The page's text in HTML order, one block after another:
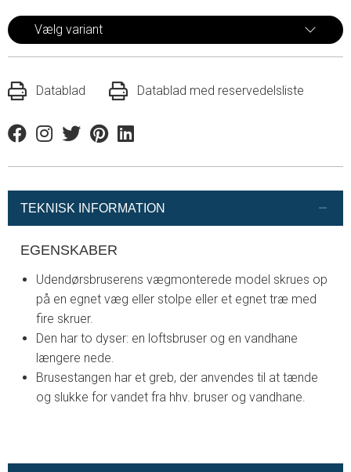
Vælg variant
Datablad Datablad med reservedelsliste
FacebookInstagram
TwitterPinterestLinkedin
TEKNISK INFORMATION
EGENSKABER
Udendørsbruserens vægmonterede model skrues op
på en egnet væg eller stolpe eller et egnet træ med
fire skruer.
Den har to dyser: en loftsbruser og en vandhane
længere nede.
Brusestangen har et greb, der anvendes til at tænde
og slukke for vandet fra hhv. bruser og vandhane.